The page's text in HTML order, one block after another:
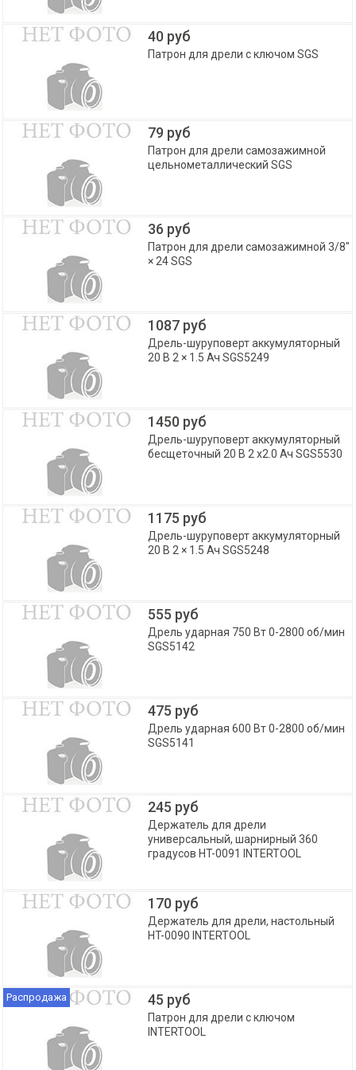
40 руб
Патрон для дрели с ключом SGS
79 руб
Патрон для дрели самозажимной
цельнометаллический SGS
36 руб
Патрон для дрели самозажимной 3/8"
× 24 SGS
1087 руб
Дрель-шуруповерт аккумуляторный
20 В 2 × 1.5 Ач SGS5249
1450 руб
Дрель-шуруповерт аккумуляторный
бесщеточный 20 В 2 x2.0 Ач SGS5530
1175 руб
Дрель-шуруповерт аккумуляторный
20 В 2 × 1.5 Ач SGS5248
555 руб
Дрель ударная 750 Вт 0-2800 об/мин
SGS5142
475 руб
Дрель ударная 600 Вт 0-2800 об/мин
SGS5141
245 руб
Держатель для дрели
универсальный, шарнирный 360
градусов HT-0091 INTERTOOL
170 руб
Держатель для дрели, настольный
HT-0090 INTERTOOL
Распродажа 45 руб
Патрон для дрели с ключом
INTERTOOL